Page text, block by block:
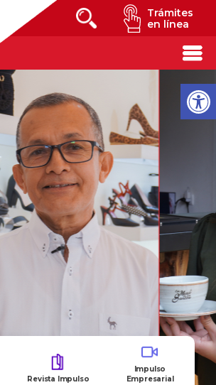
Trámites
en línea
Revista Impulso
Impulso
Empresarial